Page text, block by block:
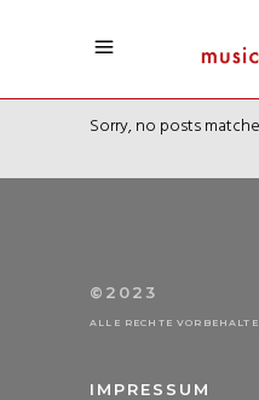
Sorry, no posts
©2023
ALLE RECHTE
IMPRESSUM